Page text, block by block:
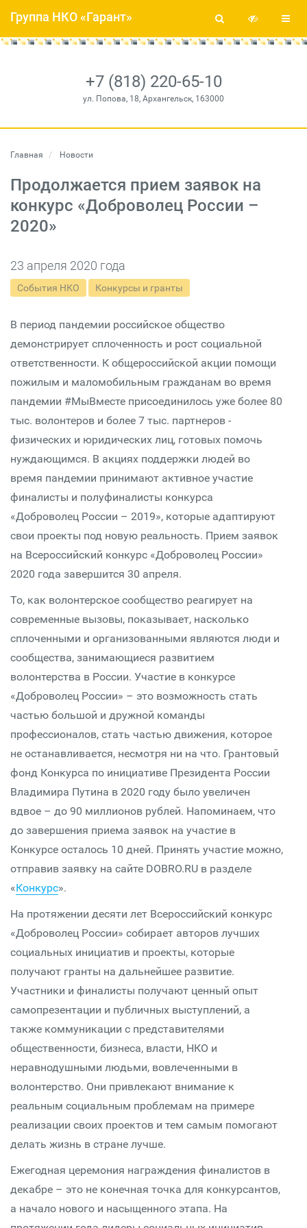
+7 (818) 220-65-10
ул. Попова, 18, Архангельск, 163000
Группа НКО «Гарант»
Главная Новости
Продолжается прием заявок на
конкурс «Доброволец России –
2020»
23 апреля 2020 года
События НКО Конкурсы и гранты
В период пандемии российское общество
демонстрирует сплоченность и рост социальной
ответственности. К общероссийской акции помощи
пожилым и маломобильным гражданам во время
пандемии #МыВместе присоединилось уже более 80
тыс. волонтеров и более 7 тыс. партнеров -
физических и юридических лиц, готовых помочь
нуждающимся. В акциях поддержки людей во
время пандемии принимают активное участие
финалисты и полуфиналисты конкурса
«Доброволец России – 2019», которые адаптируют
свои проекты под новую реальность. Прием заявок
на Всероссийский конкурс «Доброволец России»
2020 года завершится 30 апреля.
То, как волонтерское сообщество реагирует на
современные вызовы, показывает, насколько
сплоченными и организованными являются люди и
сообщества, занимающиеся развитием
волонтерства в России. Участие в конкурсе
«Доброволец России» – это возможность стать
частью большой и дружной команды
профессионалов, стать частью движения, которое
не останавливается, несмотря ни на что. Грантовый
фонд Конкурса по инициативе Президента России
Владимира Путина в 2020 году было увеличен
вдвое – до 90 миллионов рублей. Напоминаем, что
до завершения приема заявок на участие в
Конкурсе осталось 10 дней. Принять участие можно,
отправив заявку на сайте DOBRO.RU в разделе
«Конкурс».
На протяжении десяти лет Всероссийский конкурс
«Доброволец России» собирает авторов лучших
социальных инициатив и проекты, которые
получают гранты на дальнейшее развитие.
Участники и финалисты получают ценный опыт
самопрезентации и публичных выступлений, а
также коммуникации с представителями
общественности, бизнеса, власти, НКО и
неравнодушными людьми, вовлеченными в
волонтерство. Они привлекают внимание к
реальным социальным проблемам на примере
реализации своих проектов и тем самым помогают
делать жизнь в стране лучше.
Ежегодная церемония награждения финалистов в
декабре – это не конечная точка для конкурсантов,
а начало нового и насыщенного этапа. На